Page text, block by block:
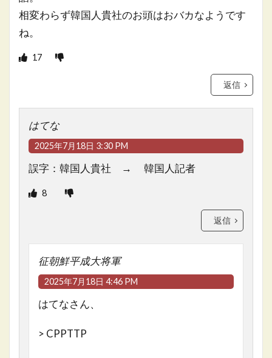
相変わらず韓国人貴社のお頭はおバカなようです
ね。
17
返信
はてな
2025年7月18日 3:30 PM
誤字：韓国人貴社 → 韓国人記者
8
返信
征朝鮮平成大将軍
2025年7月18日 4:46 PM
はてなさん、
> CPPTTP